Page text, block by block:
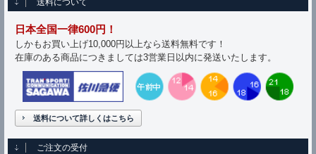
送料について
日本全国一律600円！
しかもお買い上げ10,000円以上なら送料無料です！
在庫のある商品につきましては3営業日以内に発送いたします。
送料について詳しくはこちら
ご注文の受付